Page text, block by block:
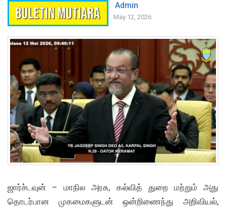
Admin
May 12, 2026
ஜார்ச்டவுன் – மாநில அரசு, கல்வித் துறை மற்றும் அது
தொடர்பான முகமைகளுடன் ஒன்றிணைந்து அறிவியல்,